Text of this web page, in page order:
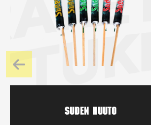
Suden huuto